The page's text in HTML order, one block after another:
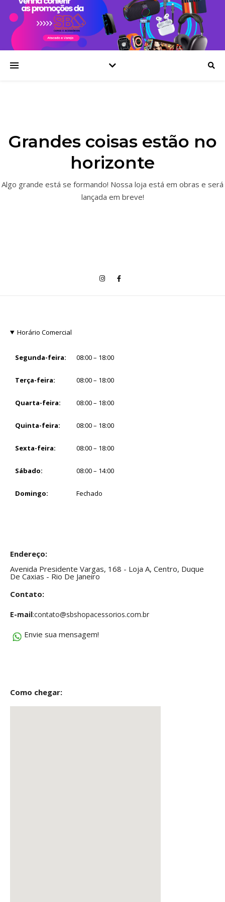
Grandes coisas estão no
horizonte
Algo grande está se formando! Nossa loja está em obras e será
lançada em breve!
Horário Comercial
Segunda-feira: 08:00 – 18:00
Terça-feira: 08:00 – 18:00
Quarta-feira: 08:00 – 18:00
Quinta-feira: 08:00 – 18:00
Sexta-feira: 08:00 – 18:00
Sábado: 08:00 – 14:00
Domingo: Fechado
Endereço:
Avenida Presidente Vargas, 168 - Loja A, Centro, Duque
De Caxias - Rio De Janeiro
Contato:
E-mail:contato@sbshopacessorios.com.br
Envie sua mensagem!
Como chegar: